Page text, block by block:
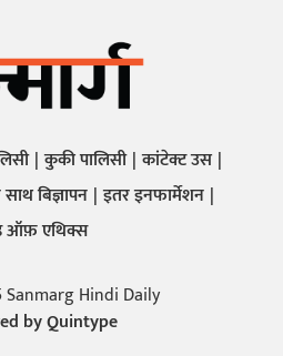
कुकी पालिसी कांटेक्ट उस
बिज्ञापन इतर इनफार्मेशन
ऑफ़ एथिक्स
Sanmarg Hindi Daily
byQuintype